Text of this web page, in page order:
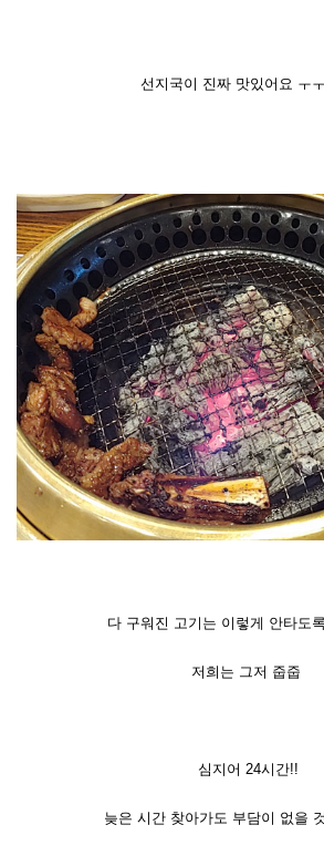
선지국이 진짜 맛있어요 ㅜ
다 구워진 고기는 이렇게 안타도
저희는 그저 줍줍
심지어 24시간!!
늦은 시간 찾아가도 부담이 없을